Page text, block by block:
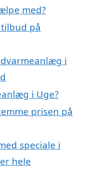
med?
på
i
i Uge?
prisen på
speciale i
hele